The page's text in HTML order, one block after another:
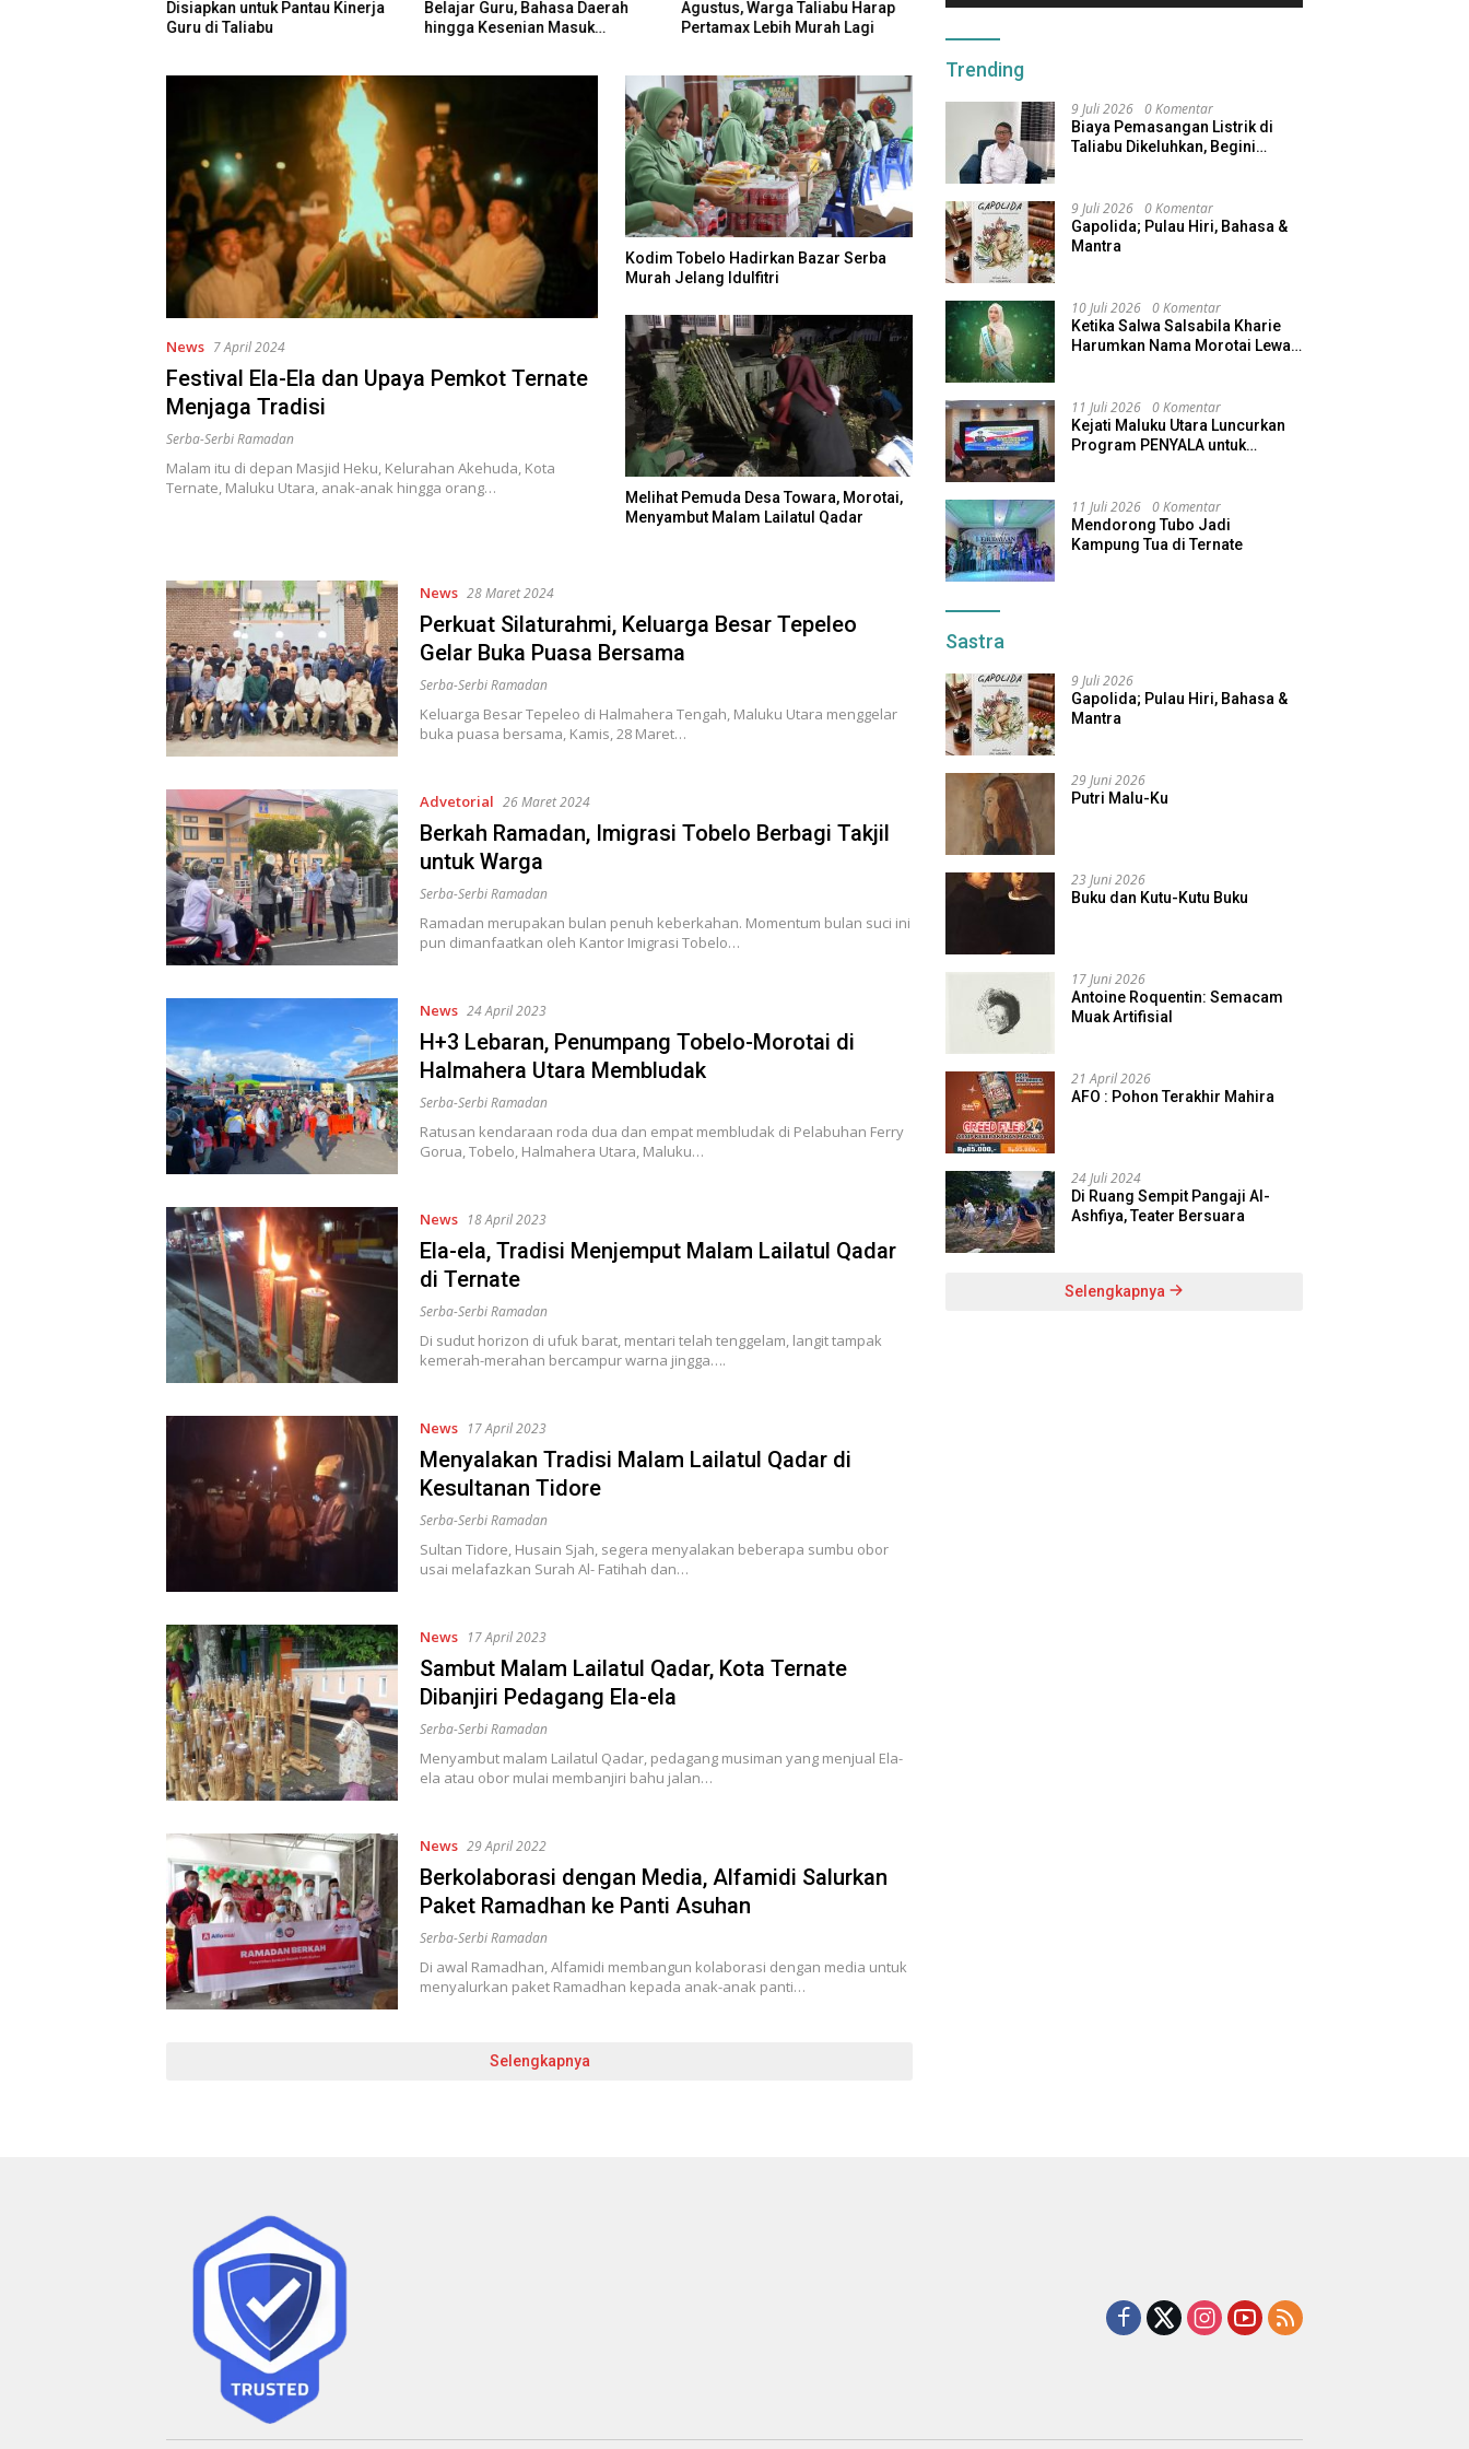
Disiapkan untuk Pantau Kinerja
Guru di Taliabu
Belajar Guru, Bahasa Daerah
hingga Kesenian Masuk
Agustus, Warga Taliabu Harap
Pertamax Lebih Murah Lagi
Pastikan Program Afirmasi
Menjaga Inflasi Maluku Utara
News 7 April 2024
Festival Ela-Ela dan Upaya Pemkot Ternate
Menjaga Tradisi
Serba-Serbi Ramadan
Malam itu di depan Masjid Heku, Kelurahan Akehuda, Kota
Ternate, Maluku Utara, anak-anak hingga orang…
Kodim Tobelo Hadirkan Bazar Serba
Murah Jelang Idulfitri
Melihat Pemuda Desa Towara, Morotai,
Menyambut Malam Lailatul Qadar
News 28 Maret 2024
Perkuat Silaturahmi, Keluarga Besar Tepeleo
Gelar Buka Puasa Bersama
Serba-Serbi Ramadan
Keluarga Besar Tepeleo di Halmahera Tengah, Maluku Utara menggelar
buka puasa bersama, Kamis, 28 Maret…
Advetorial 26 Maret 2024
Berkah Ramadan, Imigrasi Tobelo Berbagi Takjil
untuk Warga
Serba-Serbi Ramadan
Ramadan merupakan bulan penuh keberkahan. Momentum bulan suci ini
pun dimanfaatkan oleh Kantor Imigrasi Tobelo…
News 24 April 2023
H+3 Lebaran, Penumpang Tobelo-Morotai di
Halmahera Utara Membludak
Serba-Serbi Ramadan
Ratusan kendaraan roda dua dan empat membludak di Pelabuhan Ferry
Gorua, Tobelo, Halmahera Utara, Maluku…
News 18 April 2023
Ela-ela, Tradisi Menjemput Malam Lailatul Qadar
di Ternate
Serba-Serbi Ramadan
Di sudut horizon di ufuk barat, mentari telah tenggelam, langit tampak
kemerah-merahan bercampur warna jingga….
News 17 April 2023
Menyalakan Tradisi Malam Lailatul Qadar di
Kesultanan Tidore
Serba-Serbi Ramadan
Sultan Tidore, Husain Sjah, segera menyalakan beberapa sumbu obor
usai melafazkan Surah Al- Fatihah dan…
News 17 April 2023
Sambut Malam Lailatul Qadar, Kota Ternate
Dibanjiri Pedagang Ela-ela
Serba-Serbi Ramadan
Menyambut malam Lailatul Qadar, pedagang musiman yang menjual Ela-
ela atau obor mulai membanjiri bahu jalan…
News 29 April 2022
Berkolaborasi dengan Media, Alfamidi Salurkan
Paket Ramadhan ke Panti Asuhan
Serba-Serbi Ramadan
Di awal Ramadhan, Alfamidi membangun kolaborasi dengan media untuk
menyalurkan paket Ramadhan kepada anak-anak panti…
Selengkapnya
Trending
9 Juli 2026 0 Komentar
Biaya Pemasangan Listrik di
Taliabu Dikeluhkan, Begini
9 Juli 2026 0 Komentar
Gapolida; Pulau Hiri, Bahasa &
Mantra
10 Juli 2026 0 Komentar
Ketika Salwa Salsabila Kharie
Harumkan Nama Morotai Lewat
11 Juli 2026 0 Komentar
Kejati Maluku Utara Luncurkan
Program PENYALA untuk
11 Juli 2026 0 Komentar
Mendorong Tubo Jadi
Kampung Tua di Ternate
Sastra
9 Juli 2026
Gapolida; Pulau Hiri, Bahasa &
Mantra
29 Juni 2026
Putri Malu-Ku
23 Juni 2026
Buku dan Kutu-Kutu Buku
17 Juni 2026
Antoine Roquentin: Semacam
Muak Artifisial
21 April 2026
AFO : Pohon Terakhir Mahira
24 Juli 2024
Di Ruang Sempit Pangaji Al-
Ashfiya, Teater Bersuara
Selengkapnya